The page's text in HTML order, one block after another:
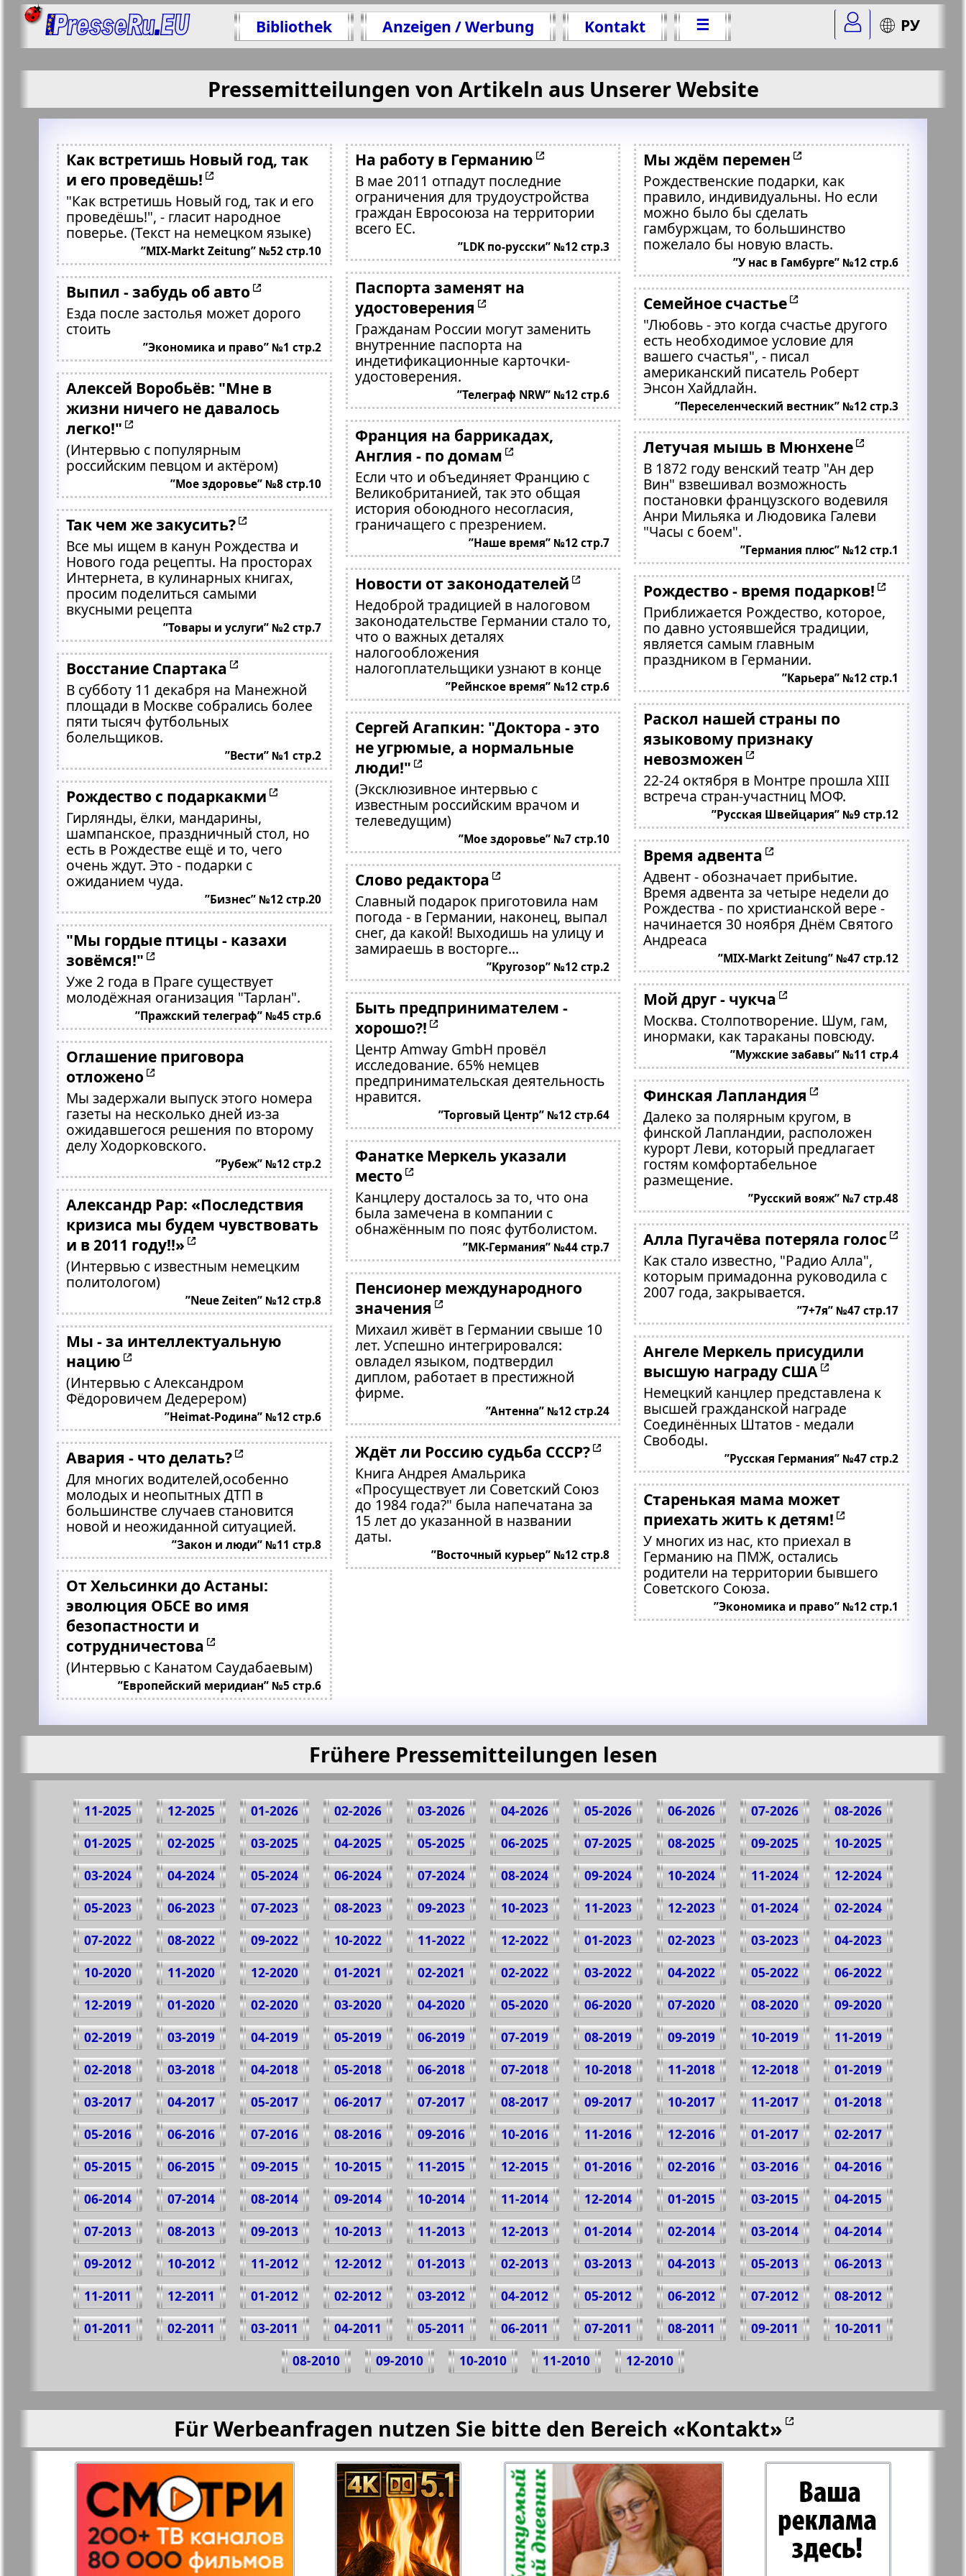
Bibliothek Anzeigen / Werbung Kontakt ☰ РУ
Pressemitteilungen von Artikeln aus Unserer Website
Как встретишь Новый год, так
и его проведёшь!
"Как встретишь Новый год, так и его
проведёшь!", - гласит народное
поверье. (Текст на немецком языке)
”MIX-Markt Zeitung” №52 стр.10
Выпил - забудь об авто
Езда после застолья может дорого
стоить
”Экономика и право” №1 стр.2
Алексей Воробьёв: "Мне в
жизни ничего не давалось
легко!"
(Интервью с популярным
российским певцом и актёром)
”Мое здоровье” №8 стр.10
Так чем же закусить?
Все мы ищем в канун Рождества и
Нового года рецепты. На просторах
Интернета, в кулинарных книгах,
просим поделиться самыми
вкусными рецепта
”Товары и услуги” №2 стр.7
Восстание Спартака
В субботу 11 декабря на Манежной
площади в Москве собрались более
пяти тысяч футбольных
болельщиков.
”Вести” №1 стр.2
Рождество с подаркакми
Гирлянды, ёлки, мандарины,
шампанское, праздничный стол, но
есть в Рождестве ещё и то, чего
очень ждут. Это - подарки с
ожиданием чуда.
”Бизнес” №12 стр.20
"Мы гордые птицы - казахи
зовёмся!"
Уже 2 года в Праге существует
молодёжная оганизация "Тарлан".
”Пражский телеграф” №45 стр.6
Оглашение приговора
отложено
Мы задержали выпуск этого номера
газеты на несколько дней из-за
ожидавшегося решения по второму
делу Ходорковского.
”Рубеж” №12 стр.2
Александр Рар: «Последствия
кризиса мы будем чувствовать
и в 2011 году!!»
(Интервью с известным немецким
политологом)
”Neue Zeiten” №12 стр.8
Мы - за интеллектуальную
нацию
(Интервью с Александром
Фёдоровичем Дедерером)
”Heimat-Родина” №12 стр.6
Авария - что делать?
Для многих водителей,особенно
молодых и неопытных ДТП в
большинстве случаев становится
новой и неожиданной ситуацией.
”Закон и люди” №11 стр.8
От Хельсинки до Астаны:
эволюция ОБСЕ во имя
безопастности и
сотрудничестова
(Интервью с Канатом Саудабаевым)
”Европейский меридиан” №5 стр.6
На работу в Германию
В мае 2011 отпадут последние
ограничения для трудоустройства
граждан Евросоюза на территории
всего ЕС.
”LDK по-русски” №12 стр.3
Паспорта заменят на
удостоверения
Гражданам России могут заменить
внутренние паспорта на
индетификационные карточки-
удостоверения.
”Телеграф NRW” №12 стр.6
Франция на баррикадах,
Англия - по домам
Если что и объединяет Францию с
Великобританией, так это общая
история обоюдного несогласия,
граничащего с презрением.
”Наше время” №12 стр.7
Новости от законодателей
Недоброй традицией в налоговом
законодательстве Германии стало то,
что о важных деталях
налогообложения
налогоплательщики узнают в конце
”Рейнское время” №12 стр.6
Сергей Агапкин: "Доктора - это
не угрюмые, а нормальные
люди!"
(Эксклюзивное интервью с
известным российским врачом и
телеведущим)
”Мое здоровье” №7 стр.10
Слово редактора
Славный подарок приготовила нам
погода - в Германии, наконец, выпал
снег, да какой! Выходишь на улицу и
замираешь в восторге...
”Кругозор” №12 стр.2
Быть предпринимателем -
хорошо?!
Центр Amway GmbH провёл
исследование. 65% немцев
предпринимательская деятельность
нравится.
”Торговый Центр” №12 стр.64
Фанатке Меркель указали
место
Канцлеру досталось за то, что она
была замечена в компании с
обнажённым по пояс футболистом.
”МК-Германия” №44 стр.7
Пенсионер международного
значения
Михаил живёт в Германии свыше 10
лет. Успешно интегрировался:
овладел языком, подтвердил
диплом, работает в престижной
фирме.
”Антенна” №12 стр.24
Ждёт ли Россию судьба СССР?
Книга Андрея Амальрика
«Просуществует ли Советский Союз
до 1984 года?" была напечатана за
15 лет до указанной в названии
даты.
”Восточный курьер” №12 стр.8
Мы ждём перемен
Рождественские подарки, как
правило, индивидуальны. Но если
можно было бы сделать
гамбуржцам, то большинство
пожелало бы новую власть.
”У нас в Гамбурге” №12 стр.6
Семейное счастье
"Любовь - это когда счастье другого
есть необходимое условие для
вашего счастья", - писал
американский писатель Роберт
Энсон Хайдлайн.
”Переселенческий вестник” №12 стр.3
Летучая мышь в Мюнхене
В 1872 году венский театр "Ан дер
Вин" взвешивал возможность
постановки французского водевиля
Анри Мильяка и Людовика Галеви
"Часы с боем".
”Германия плюс” №12 стр.1
Рождество - время подарков!
Приближается Рождество, которое,
по давно устоявшейся традиции,
является самым главным
праздником в Германии.
”Карьера” №12 стр.1
Раскол нашей страны по
языковому признаку
невозможен
22-24 октября в Монтре прошла XIII
встреча стран-участниц МОФ.
”Русская Швейцария” №9 стр.12
Время адвента
Адвент - обозначает прибытие.
Время адвента за четыре недели до
Рождества - по христианской вере -
начинается 30 ноября Днём Святого
Андреаса
”MIX-Markt Zeitung” №47 стр.12
Мой друг - чукча
Москва. Столпотворение. Шум, гам,
инормаки, как тараканы повсюду.
”Мужские забавы” №11 стр.4
Финская Лапландия
Далеко за полярным кругом, в
финской Лапландии, расположен
курорт Леви, который предлагает
гостям комфортабельное
размещение.
”Русский вояж” №7 стр.48
Алла Пугачёва потеряла голос
Как стало известно, "Радио Алла",
которым примадонна руководила с
2007 года, закрывается.
”7+7я” №47 стр.17
Ангеле Меркель присудили
высшую награду США
Немецкий канцлер представлена к
высшей гражданской награде
Соединённых Штатов - медали
Свободы.
”Русская Германия” №47 стр.2
Старенькая мама может
приехать жить к детям!
У многих из нас, кто приехал в
Германию на ПМЖ, остались
родители на территории бывшего
Советского Союза.
”Экономика и право” №12 стр.1
Frühere Pressemitteilungen lesen
08-2026
07-2026
06-2026
05-2026
04-2026
03-2026
02-2026
01-2026
12-2025
11-2025
10-2025
09-2025
08-2025
07-2025
06-2025
05-2025
04-2025
03-2025
02-2025
01-2025
12-2024
11-2024
10-2024
09-2024
08-2024
07-2024
06-2024
05-2024
04-2024
03-2024
02-2024
01-2024
12-2023
11-2023
10-2023
09-2023
08-2023
07-2023
06-2023
05-2023
04-2023
03-2023
02-2023
01-2023
12-2022
11-2022
10-2022
09-2022
08-2022
07-2022
06-2022
05-2022
04-2022
03-2022
02-2022
02-2021
01-2021
12-2020
11-2020
10-2020
09-2020
08-2020
07-2020
06-2020
05-2020
04-2020
03-2020
02-2020
01-2020
12-2019
11-2019
10-2019
09-2019
08-2019
07-2019
06-2019
05-2019
04-2019
03-2019
02-2019
01-2019
12-2018
11-2018
10-2018
07-2018
06-2018
05-2018
04-2018
03-2018
02-2018
01-2018
11-2017
10-2017
09-2017
08-2017
07-2017
06-2017
05-2017
04-2017
03-2017
02-2017
01-2017
12-2016
11-2016
10-2016
09-2016
08-2016
07-2016
06-2016
05-2016
04-2016
03-2016
02-2016
01-2016
12-2015
11-2015
10-2015
09-2015
06-2015
05-2015
04-2015
03-2015
01-2015
12-2014
11-2014
10-2014
09-2014
08-2014
07-2014
06-2014
04-2014
03-2014
02-2014
01-2014
12-2013
11-2013
10-2013
09-2013
08-2013
07-2013
06-2013
05-2013
04-2013
03-2013
02-2013
01-2013
12-2012
11-2012
10-2012
09-2012
08-2012
07-2012
06-2012
05-2012
04-2012
03-2012
02-2012
01-2012
12-2011
11-2011
10-2011
09-2011
08-2011
07-2011
06-2011
05-2011
04-2011
03-2011
02-2011
01-2011
12-2010
11-2010
10-2010
09-2010
08-2010
Für Werbeanfragen nutzen Sie bitte den Bereich «Kontakt»